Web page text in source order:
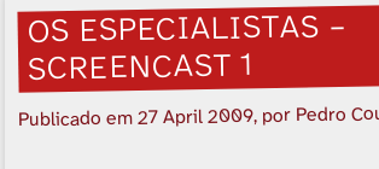
OS ESPECIALISTAS –
SCREENCAST 1
Publicado em27 April 2009, por Pedro